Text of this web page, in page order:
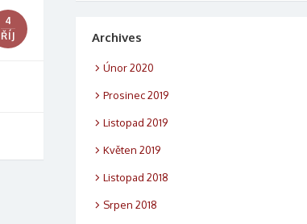
4
ŘÍJ
Archives
Únor 2020
Prosinec 2019
Listopad 2019
Květen 2019
Listopad 2018
Srpen 2018